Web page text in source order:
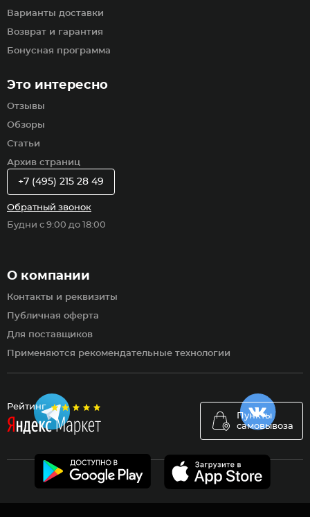
Рейтинг
Пункты
самовывоза
Варианты доставки
Возврат и гарантия
Бонусная программа
Это интересно
Отзывы
Обзоры
Статьи
Архив страниц
О компании
Контакты и реквизиты
Публичная оферта
Для поставщиков
Применяются рекомендательные технологии
+7 (495) 215 28 49
Обратный звонок
Будни с 9:00 до 18:00